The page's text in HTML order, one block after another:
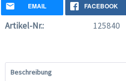
EMAIL FACEBOOK
Artikel-Nr.: 125840
Beschreibung